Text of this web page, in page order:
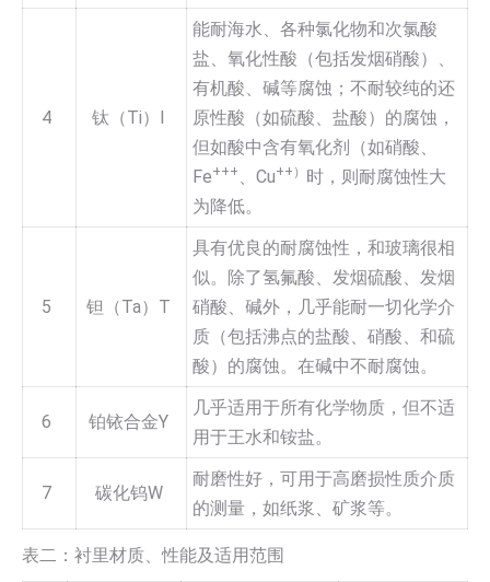
4 钛（Ti）I
能耐海水、各种氯化物和次氯酸
盐、氧化性酸（包括发烟硝酸）、
有机酸、碱等腐蚀；不耐较纯的还
原性酸（如硫酸、盐酸）的腐蚀，
但如酸中含有氧化剂（如硝酸、
Fe+++ 、Cu++） 时，则耐腐蚀性大
为降低。
5 钽（Ta）T
具有优良的耐腐蚀性，和玻璃很相
似。除了氢氟酸、发烟硫酸、发烟
硝酸、碱外，几乎能耐一切化学介
质（包括沸点的盐酸、硝酸、和硫
酸）的腐蚀。在碱中不耐腐蚀。
6 铂铱合金Y
几乎适用于所有化学物质，但不适
用于王水和铵盐。
7 碳化钨W
耐磨性好，可用于高磨损性质介质
的测量，如纸浆、矿浆等。
表二：衬里材质、性能及适用范围